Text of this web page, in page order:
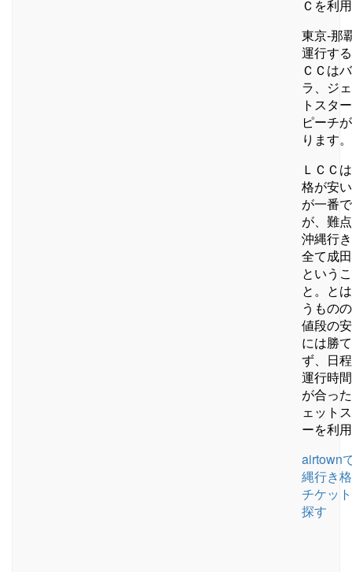
Ｃを利
東京-那
運行す
ＣＣは
ラ、ジ
トスタ
ピーチ
ります。
ＬＣＣ
格が安
が一番
が、難
沖縄行
全て成
というこ
と。と
うもの
値段の
には勝て
ず、日
運行時
が合っ
ェット
ーを利
airtown
縄行き
チケッ
探す